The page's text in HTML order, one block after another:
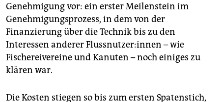
Genehmigung vor: ein erster Meilenstein im
Genehmigungsprozess, in dem von der
Finanzierung über die Technik bis zu den
Interessen anderer Fluss­nut­ze­r:in­nen – wie
Fischereivereine und Kanuten – noch einiges zu
klären war.
Die Kosten stiegen so bis zum ersten Spatenstich,